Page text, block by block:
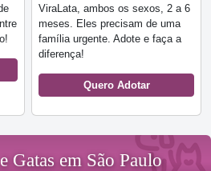
ViraLata, ambos os sexos, 2 a 6
meses. Eles precisam de uma
família urgente. Adote e faça a
diferença!
Quero Adotar
Gatas em São Paulo